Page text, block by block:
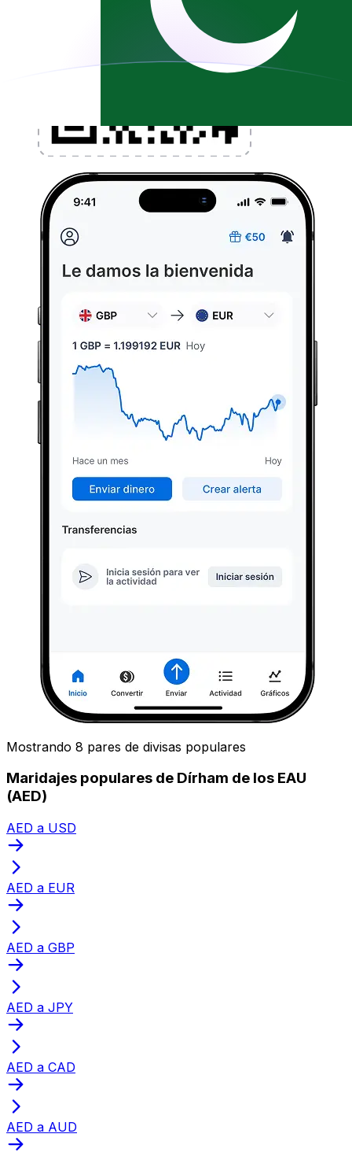
Mostrando 8 pares de divisas populares
Maridajes populares de Dírham de los EAU
(AED)
AED a USD
AED a EUR
AED a GBP
AED a JPY
AED a CAD
AED a AUD